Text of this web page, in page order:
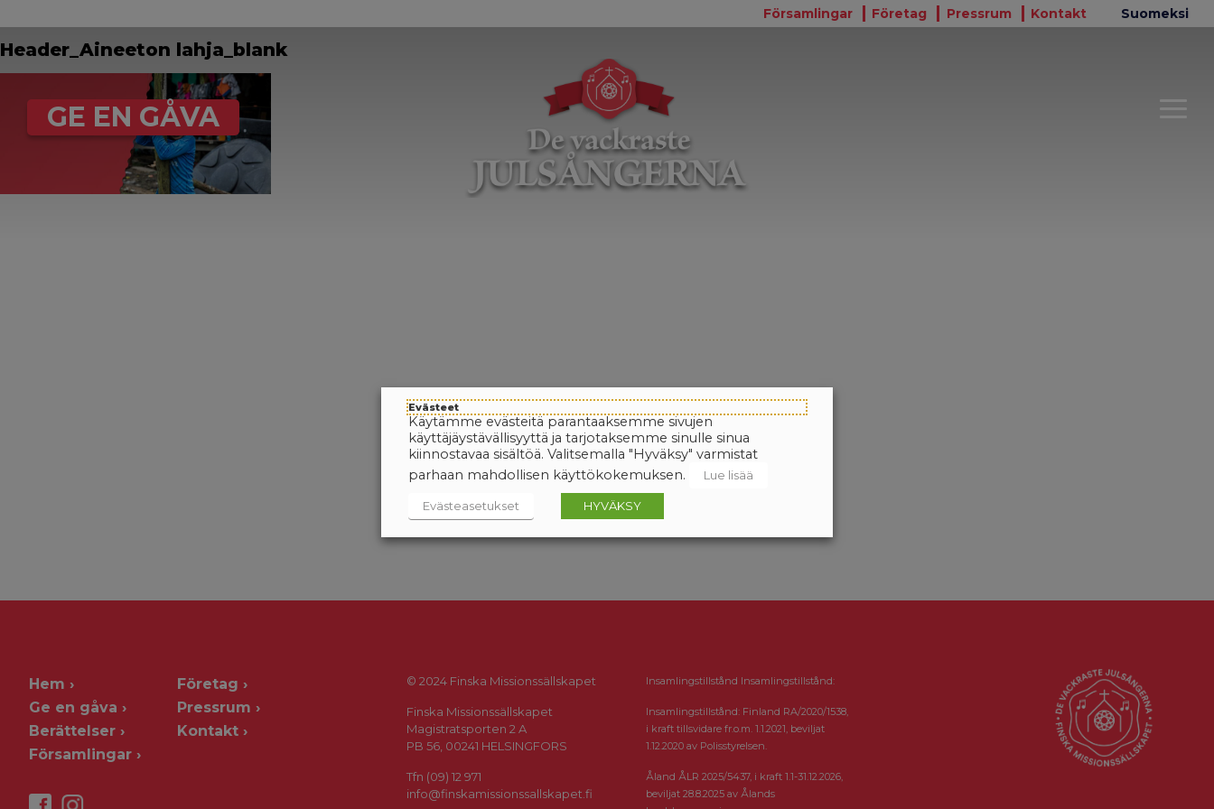
Församlingar Företag Pressrum Kontakt Suomeksi
GE EN GÅVA
Header_Aineeton lahja_blank
Hem
Ge en gåva
Berättelser
Församlingar
Företag
Pressrum
Kontakt
© 2024 Finska Missionssällskapet
Finska Missionssällskapet
Magistratsporten 2 A
PB 56, 00241 HELSINGFORS
Tfn (09) 12 971
info@finskamissionssallskapet.fi
Insamlingstillstånd Insamlingstillstånd:
Insamlingstillstånd: Finland RA/2020/1538,
i kraft tillsvidare fr.o.m. 1.1.2021, beviljat
1.12.2020 av Polisstyrelsen.
Åland ÅLR 2025/5437, i kraft 1.1-31.12.2026,
beviljat 28.8.2025 av Ålands
Evästeet
Käytämme evästeitä parantaaksemme sivujen
käyttäjäystävällisyyttä ja tarjotaksemme sinulle sinua
kiinnostavaa sisältöä. Valitsemalla "Hyväksy" varmistat
parhaan mahdollisen käyttökokemuksen.
Lue lisää
Evästeasetukset HYVÄKSY